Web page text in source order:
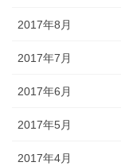
2017年8月
2017年7月
2017年6月
2017年5月
2017年4月